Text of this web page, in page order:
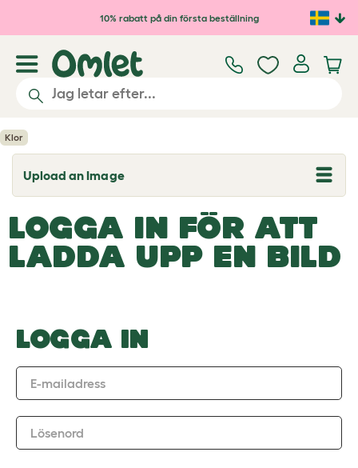
Hoppa till huvudinnehåll
10% rabatt på din första beställning
Klor
Upload an Image
T
o
g
l
d
r
w
n
LOGGA IN FÖR ATT
LADDA UPP EN BILD
LOGGA IN
E-mailadress
Lösenord